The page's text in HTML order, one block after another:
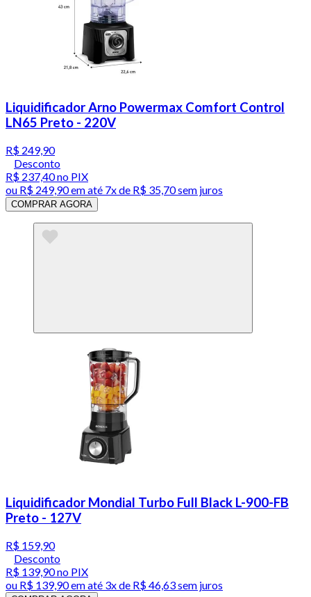
Liquidificador Arno Powermax Comfort Control
LN65 Preto - 220V
R$ 249,90
Desconto
R$ 237,40no PIX
ou R$ 249,90em até 7x de R$ 35,70 sem juros
COMPRAR AGORA
Liquidificador Mondial Turbo Full Black L-900-FB
Preto - 127V
R$ 159,90
Desconto
R$ 139,90no PIX
ou R$ 139,90em até 3x de R$ 46,63 sem juros